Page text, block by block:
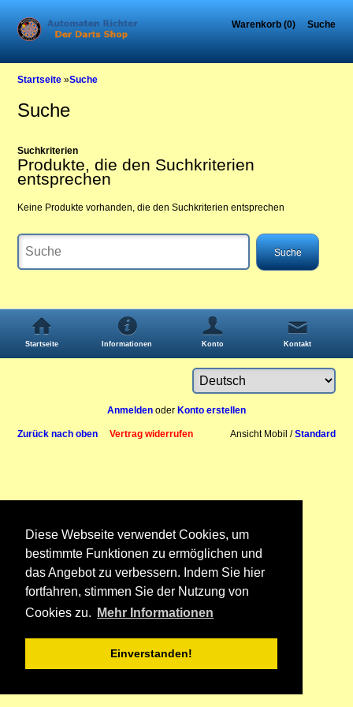
Diese Webseite verwendet Cookies, um
bestimmte Funktionen zu ermöglichen und
das Angebot zu verbessern. Indem Sie hier
fortfahren, stimmen Sie der Nutzung von
Cookies zu.
Mehr Informationen
Einverstanden!
Warenkorb (0) Suche
Startseite »Suche
Suche
Suchkriterien
Produkte, die den Suchkriterien
entsprechen
Keine Produkte vorhanden, die den Suchkriterien entsprechen
Startseite Informationen Konto Kontakt
Anmelden oder Konto erstellen
Zurück nach oben Vertrag widerrufen Ansicht Mobil /Standard